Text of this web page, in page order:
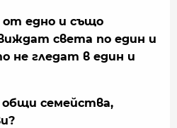
едно и също
света по един и
не гледат в един и
семейства,